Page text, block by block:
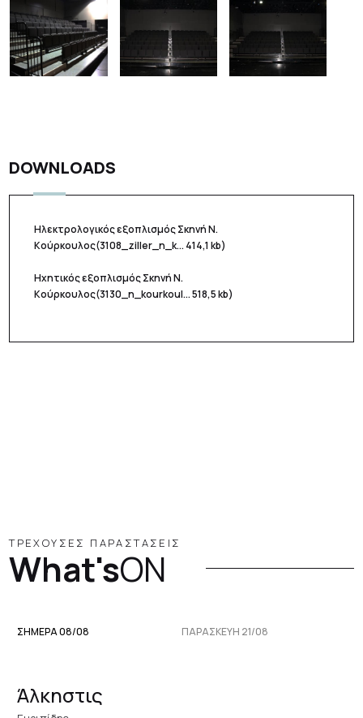
DOWNLOADS
Ηλεκτρολογικός εξοπλισμός Σκηνή Ν.
Κούρκουλος(3108_ziller_n_k... 414,1 kb)
Ηχητικός εξοπλισμός Σκηνή Ν.
Κούρκουλος(3130_n_kourkoul... 518,5 kb)
ΤΡΕΧΟΥΣΕΣ ΠΑΡΑΣΤΑΣΕΙΣ
What'sON
ΣΗΜΕΡΑ 08/08 ΠΑΡΑΣΚΕΥΉ 21/08
Άλκηστις